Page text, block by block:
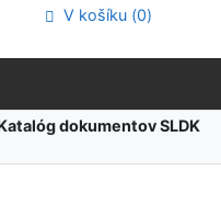
V košíku (0)
dokumentov SLDK